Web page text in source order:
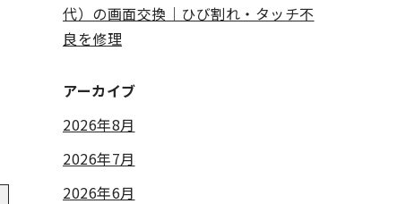
代）の画面交換｜ひび割れ・タッチ不
良を修理
アーカイブ
2026年8月
2026年7月
2026年6月